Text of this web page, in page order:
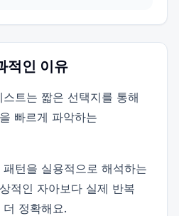
적인 이유
트는 짧은 선택지를 통해
빠르게 파악하는
턴을 실용적으로 해석하는
적인 자아보다 실제 반복
정확해요.